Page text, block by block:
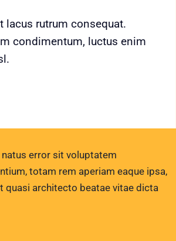
lacus rutrum consequat.
condimentum, luctus enim
error sit voluptatem
totam rem aperiam eaque ipsa,
quasi architecto beatae vitae dicta